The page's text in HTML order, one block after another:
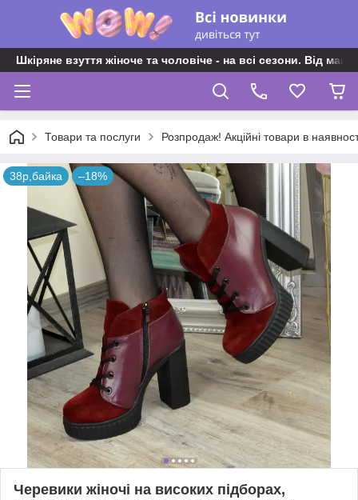
Шкіряне взуття жіноче та чоловіче - на всі сезони. Від
Товари та послуги Розпродаж! Акційні товари в
38р,байка –18%
Черевики жіночі на високих підборах,